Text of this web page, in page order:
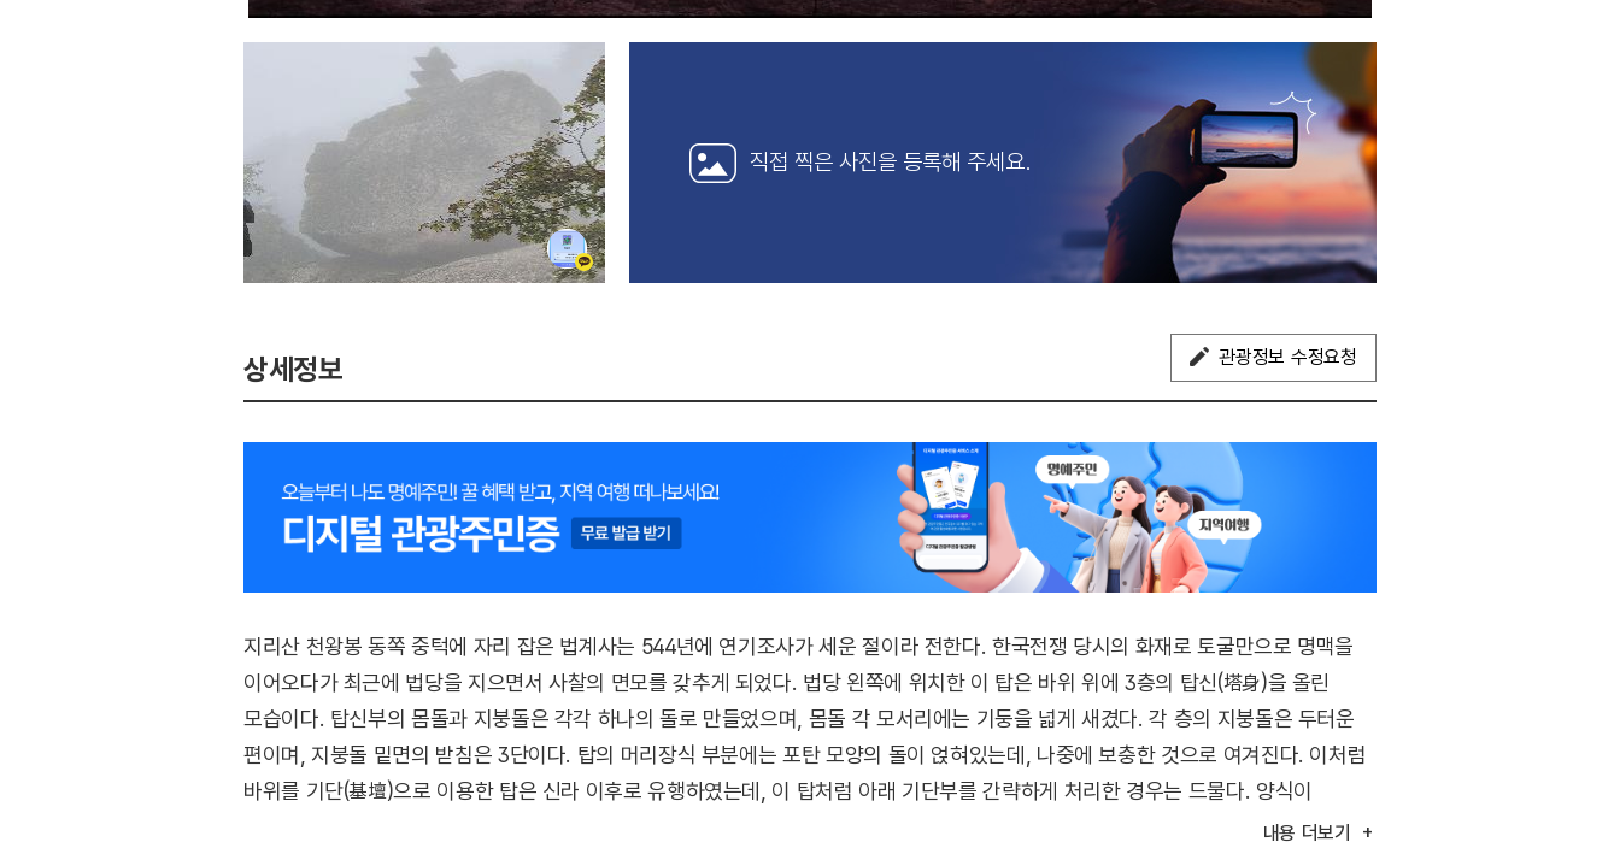
직접 찍은 사진을등록해 주세요.
상세정보 관광정보 수정요청
지리산 천왕봉 동쪽 중턱에 자리 잡은 법계사는 544년에 연기조사가 세운 절이라 전한다. 한국전쟁 당시의 화재로 토굴만으로 명맥을
이어오다가 최근에 법당을 지으면서 사찰의 면모를 갖추게 되었다. 법당 왼쪽에 위치한 이 탑은 바위 위에 3층의 탑신(塔身)을 올린
모습이다. 탑신부의 몸돌과 지붕돌은 각각 하나의 돌로 만들었으며, 몸돌 각 모서리에는 기둥을 넓게 새겼다. 각 층의 지붕돌은 두터운
편이며, 지붕돌 밑면의 받침은 3단이다. 탑의 머리장식 부분에는 포탄 모양의 돌이 얹혀있는데, 나중에 보충한 것으로 여겨진다. 이처럼
바위를 기단(基壇)으로 이용한 탑은 신라 이후로 유행하였는데, 이 탑처럼 아래 기단부를 간략하게 처리한 경우는 드물다. 양식이
내용 더보기